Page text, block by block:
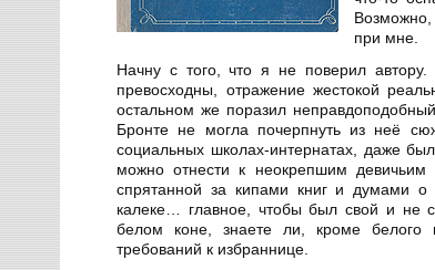
при мне.
Начну с того, что я не поверил
превосходны, отражение жестокой
остальном же поразил
Бронте не могла почерпнуть из неё
социальных школах-интернатах, даже
можно отнести к неокрепшим
спрятанной за кипами книг и думами
калеке… главное, чтобы был свой и не
белом коне, знаете ли, кроме белого
требований к избраннице.